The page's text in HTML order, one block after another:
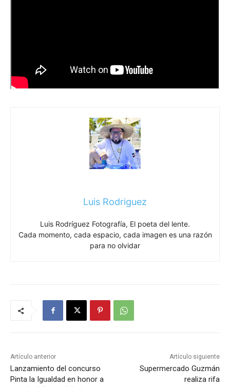
Luis Rodriguez
Luis Rodríguez Fotografía, El poeta del lente.
Cada momento, cada espacio, cada imagen es una razón
para no olvidar
Artículo anterior
Lanzamiento del concurso
Pinta la Igualdad en honor a
Artículo siguiente
Supermercado Guzmán
realiza rifa